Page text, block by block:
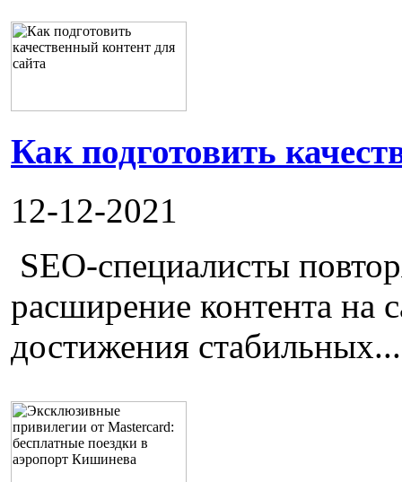
Как подготовить
12-12-2021
SEO-специалисты
расширение контента на
достижения стабильных...